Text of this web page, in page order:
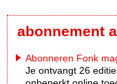
abonnement
Abonneren Fonk
Je ontvangt 26